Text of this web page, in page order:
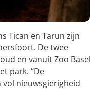
Tican en Tarun zijn
De twee
en vanuit Zoo Basel
park. “De
nieuwsgierigheid